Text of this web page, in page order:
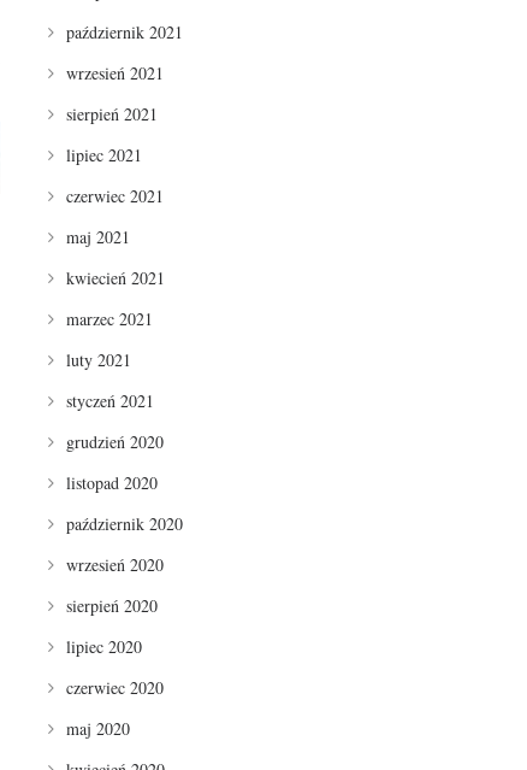
październik 2021
wrzesień 2021
sierpień 2021
lipiec 2021
czerwiec 2021
maj 2021
kwiecień 2021
marzec 2021
luty 2021
styczeń 2021
grudzień 2020
listopad 2020
październik 2020
wrzesień 2020
sierpień 2020
lipiec 2020
czerwiec 2020
maj 2020